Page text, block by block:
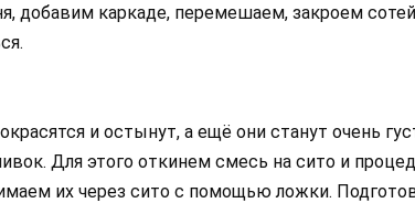
добавим каркаде, перемешаем, закроем
и остынут, а ещё они станут очень
Для этого откинем смесь на сито и
их через сито с помощью ложки.